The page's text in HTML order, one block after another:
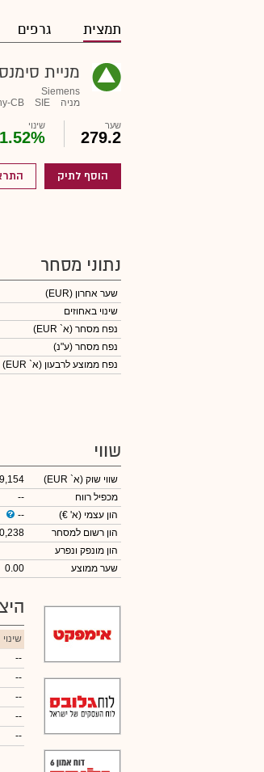
תמצית גרפים
מניית סימנס
Siemens
מניה
SIE
CB
שער
279.2
שינוי
הוסף לתיק
נתוני מסחר
שער אחרון (EUR)
שינוי באחוזים
נפח מסחר (א` EUR)
נפח מסחר (ע"נ)
נפח ממוצע לרבעון (א` EUR)
שווי
שווי שוק (א` EUR)
מכפיל רווח
--
הון עצמי (א' €)
--
הון רשום למסחר
הון מונפק ונפרע
שער ממוצע
0.00
שינוי
--
--
--
--
--